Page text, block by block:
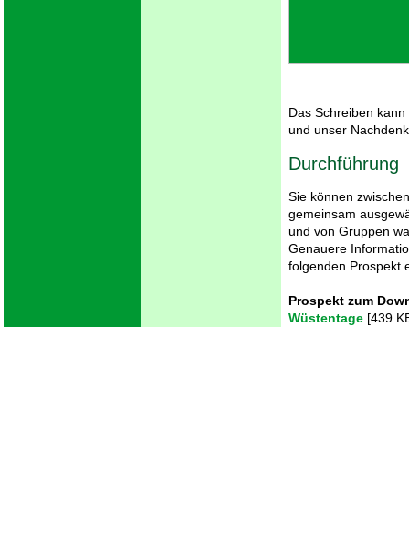
Das Schreiben
und unser
Durchführung
Sie können
gemeinsam
und von Gruppen
Genauere
folgenden Prospekt
Prospekt zum
Wüstentage [439